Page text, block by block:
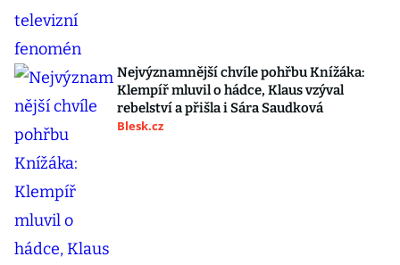
Nejvýznamnější chvíle pohřbu Knížáka:
Klempíř mluvil o hádce, Klaus vzýval
rebelství a přišla i Sára Saudková
Blesk.cz